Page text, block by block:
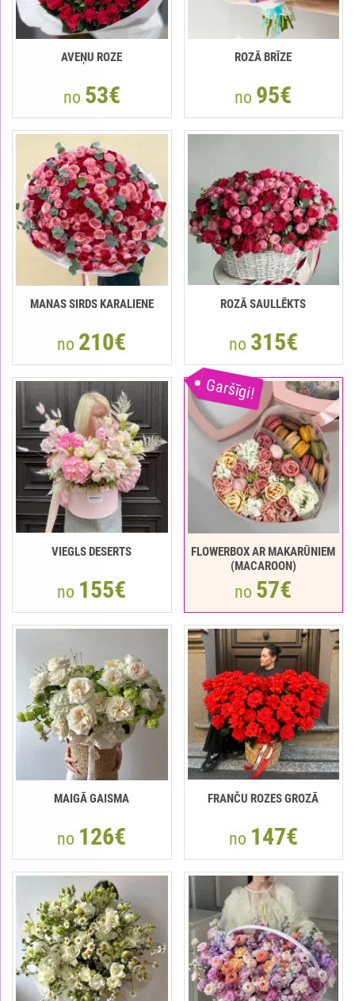
AVEŅU ROZE
no 53€
ROZĀ BRĪZE
no 95€
MANAS SIRDS KARALIENE
no 210€
ROZĀ SAULLĒKTS
no 315€
VIEGLS DESERTS
no 155€
Garšīgi!
FLOWERBOX AR MAKARŪNIEM
(MACAROON)
no 57€
MAIGĀ GAISMA
no 126€
FRANČU ROZES GROZĀ
no 147€